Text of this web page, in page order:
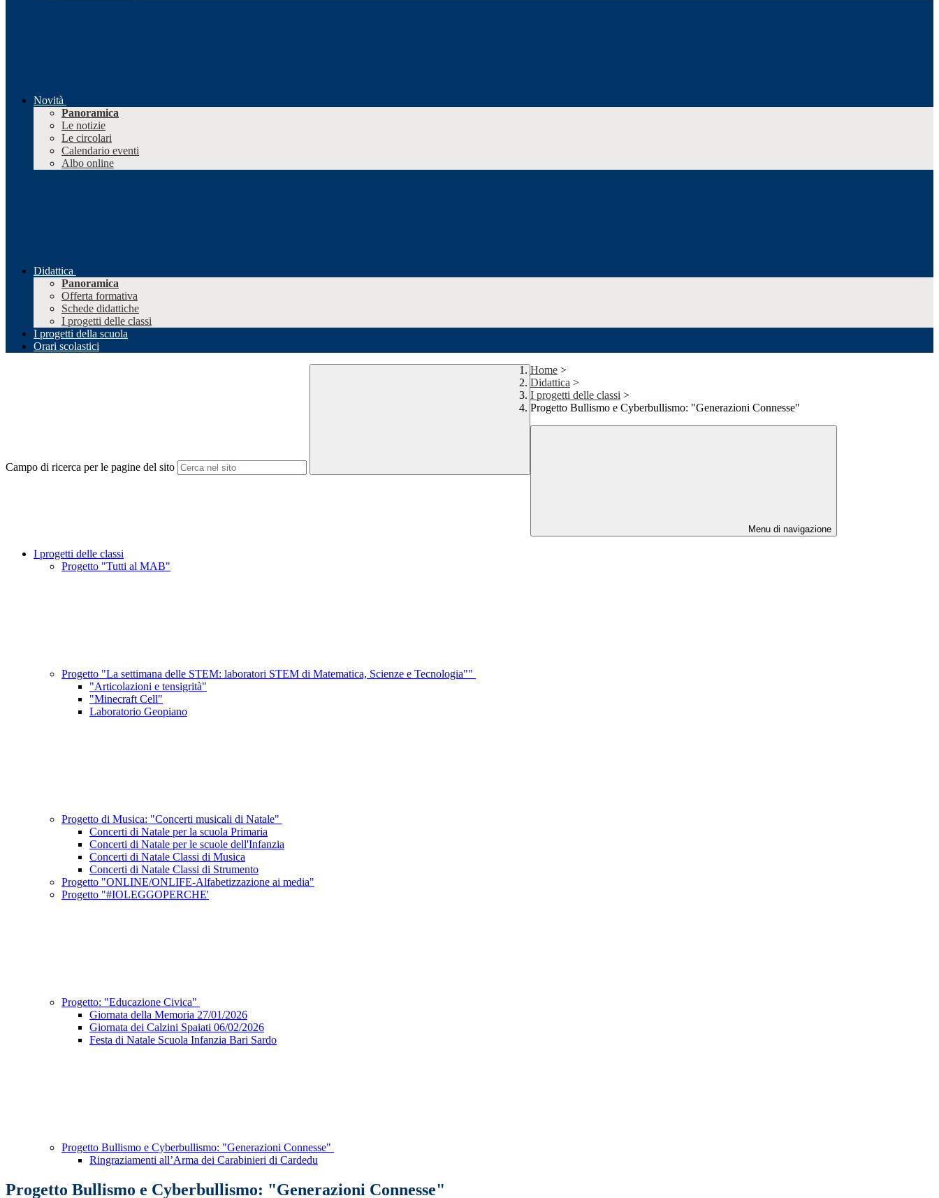
Novità
Panoramica
Le notizie
Le circolari
Calendario eventi
Albo online
Didattica
Panoramica
Offerta formativa
Schede didattiche
I progetti delle classi
I progetti della scuola
Orari scolastici
Campo di ricerca per le pagine del sito
Home >
Didattica >
I progetti delle classi >
Progetto Bullismo e Cyberbullismo: "Generazioni Connesse"
Menu di navigazione
I progetti delle classi
Progetto "Tutti al MAB"
Progetto "La settimana delle STEM: laboratori STEM di Matematica, Scienze e Tecnologia""
"Articolazioni e tensigrità"
"Minecraft Cell"
Laboratorio Geopiano
Progetto di Musica: "Concerti musicali di Natale"
Concerti di Natale per la scuola Primaria
Concerti di Natale per le scuole dell'Infanzia
Concerti di Natale Classi di Musica
Concerti di Natale Classi di Strumento
Progetto "ONLINE/ONLIFE-Alfabetizzazione ai media"
Progetto "#IOLEGGOPERCHE'
Progetto: "Educazione Civica"
Giornata della Memoria 27/01/2026
Giornata dei Calzini Spaiati 06/02/2026
Festa di Natale Scuola Infanzia Bari Sardo
Progetto Bullismo e Cyberbullismo: "Generazioni Connesse"
Ringraziamenti all’Arma dei Carabinieri di Cardedu
Progetto Bullismo e Cyberbullismo: "Generazioni Connesse"